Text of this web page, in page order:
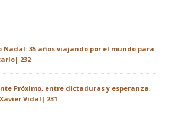
Nadal: 35 años viajando por el mundo para
232
Próximo, entre dictaduras y esperanza,
Vidal| 231